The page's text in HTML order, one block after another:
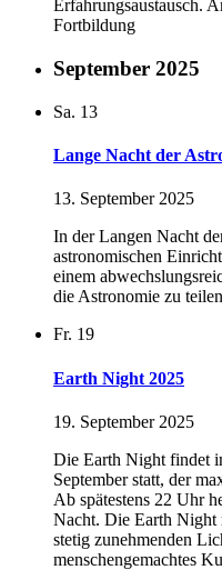
Erfahrungsaustausch.
Fortbildung
September 2025
Sa. 13
Lange Nacht der
13. September 2025
In der Langen Nacht
astronomischen
einem
die Astronomie zu
Fr. 19
Earth Night 2025
19. September 2025
Die Earth Night findet
September statt, der
Ab spätestens 22 Uhr
Nacht. Die Earth Night
stetig zunehmenden
menschengemachtes